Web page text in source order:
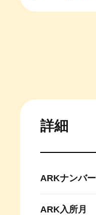
詳細
ARKナンバー
ARK入所月